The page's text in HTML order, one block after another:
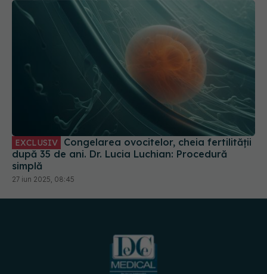
după 35 de ani. Dr. Lucia Luchian: Procedură
simplă
27 iun 2025, 08:45